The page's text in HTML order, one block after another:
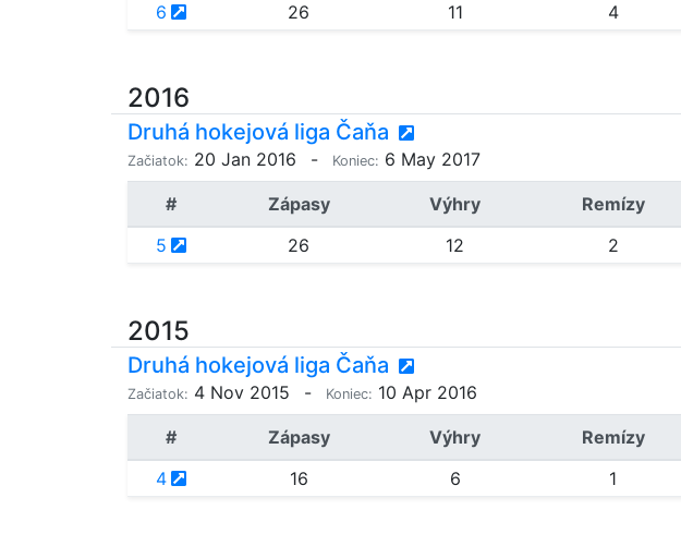
6
26 11 4
2016
Druhá hokejová liga Čaňa
Začiatok: 20 Jan 2016 - Koniec: 6 May 2017
# Zápasy Výhry Remízy
5
26 12 2
2015
Druhá hokejová liga Čaňa
Začiatok: 4 Nov 2015 - Koniec: 10 Apr 2016
# Zápasy Výhry Remízy
4
16 6 1